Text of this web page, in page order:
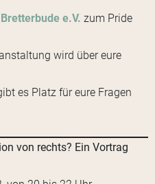
Bretterbude e.V. zum Pride
wird über eure
es Platz für eure Fragen
von rechts? Ein Vortrag